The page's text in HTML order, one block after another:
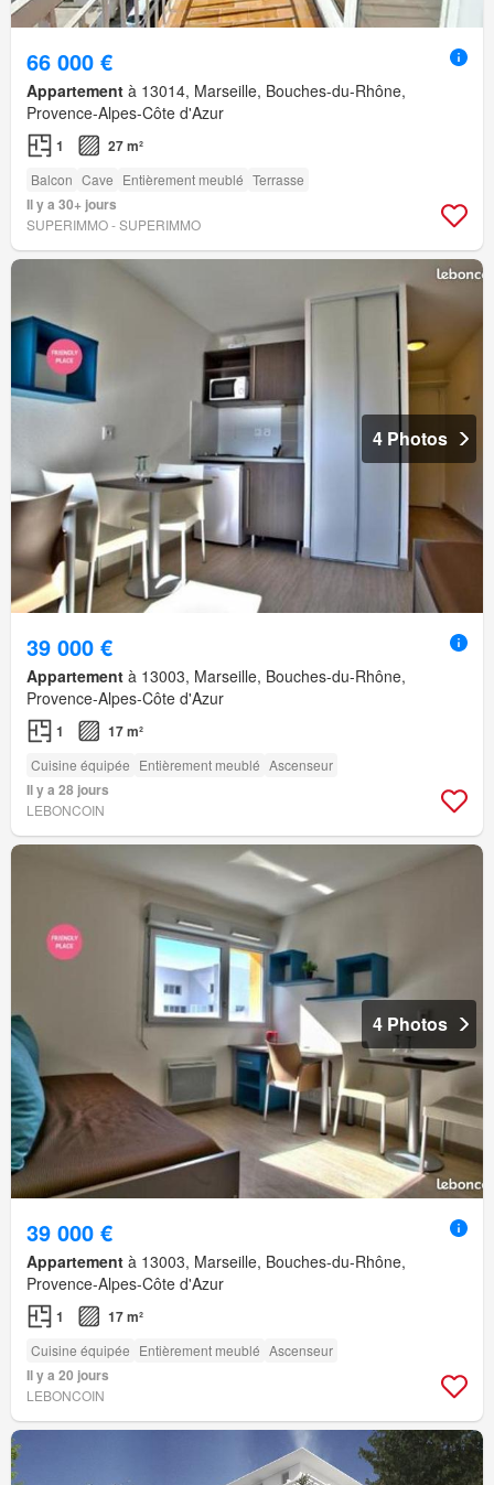
66 000 €
Appartement à 13014, Marseille, Bouches-du-Rhône,
Provence-Alpes-Côte d'Azur
1 27 m²
Balcon Cave Entièrement meublé Terrasse
Il y a 30+ jours
SUPERIMMO - SUPERIMMO
4 Photos
39 000 €
Appartement à 13003, Marseille, Bouches-du-Rhône,
Provence-Alpes-Côte d'Azur
1 17 m²
Cuisine équipée Entièrement meublé Ascenseur
Il y a 28 jours
LEBONCOIN
4 Photos
39 000 €
Appartement à 13003, Marseille, Bouches-du-Rhône,
Provence-Alpes-Côte d'Azur
1 17 m²
Cuisine équipée Entièrement meublé Ascenseur
Il y a 20 jours
LEBONCOIN